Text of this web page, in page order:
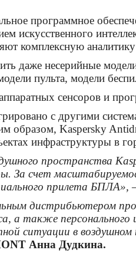
программное
искусственного
комплексную
даже несерийные
пульта, модели
сенсоров и
с другими
образом, Kaspersky
инфраструктуры в
пространства
За счет
прилета БПЛА»,
дистрибьютером
а также
ситуации в
Анна Дудкина.